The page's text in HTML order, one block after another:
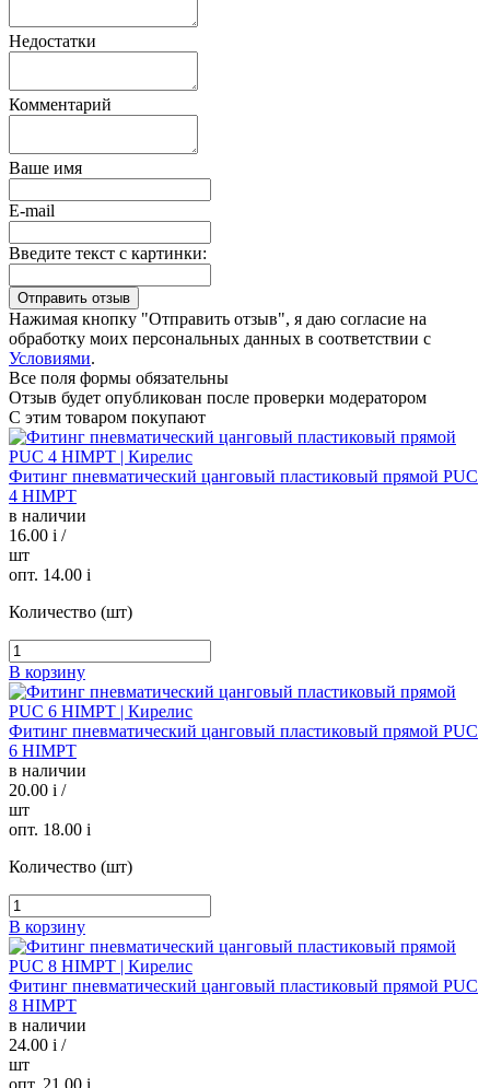
Недостатки
Комментарий
Ваше имя
E-mail
Введите текст с картинки:
Нажимая кнопку "Отправить отзыв", я даю согласие на
обработку моих персональных данных в соответствии с
Условиями.
Все поля формы обязательны
Отзыв будет опубликован после проверки модератором
С этим товаром покупают
Фитинг пневматический цанговый пластиковый прямой PUC
4 HIMPT
в наличии
16.00 i /
шт
опт. 14.00 i
Количество (шт)
В корзину
Фитинг пневматический цанговый пластиковый прямой PUC
6 HIMPT
в наличии
20.00 i /
шт
опт. 18.00 i
Количество (шт)
В корзину
Фитинг пневматический цанговый пластиковый прямой PUC
8 HIMPT
в наличии
24.00 i /
шт